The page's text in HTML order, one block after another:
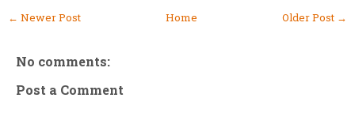
← Newer Post Older Post →
Home
No comments:
Post a Comment